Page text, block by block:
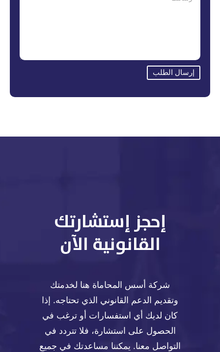
إرسال الطلب
إحجز إستشارتك
القانونية الآن
شركة أسس المحاماة هنا لخدمتك
وتقديم الدعم القانوني الذي تحتاجه. إذا
كان لديك أي استفسارات أو ترغب في
الحصول على استشارة، فلا تتردد في
التواصل معنا. يمكننا مساعدتك في جميع